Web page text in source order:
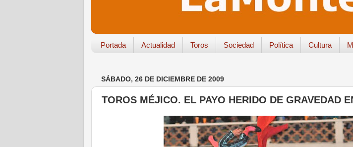
Portada Actualidad Toros Sociedad Política Cultura
SÁBADO, 26 DE DICIEMBRE DE 2009
TOROS MÉJICO. EL PAYO HERIDO DE GRAVEDAD